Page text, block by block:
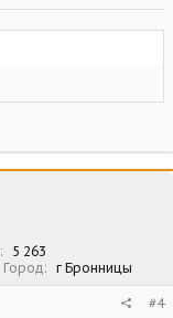
5 263
Город г Бронницы
#4